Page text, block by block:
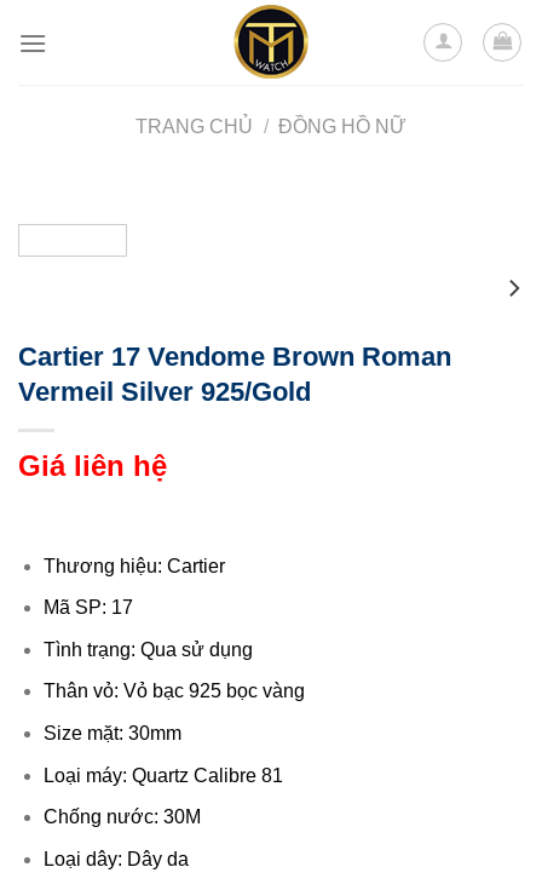
TRANG CHỦ / ĐỒNG HỒ NỮ
Cartier 17 Vendome Brown Roman
Vermeil Silver 925/Gold
Giá liên hệ
Thương hiệu: Cartier
Mã SP: 17
Tình trạng: Qua sử dụng
Thân vỏ: Vỏ bạc 925 bọc vàng
Size mặt: 30mm
Loại máy: Quartz Calibre 81
Chống nước: 30M
Loại dây: Dây da